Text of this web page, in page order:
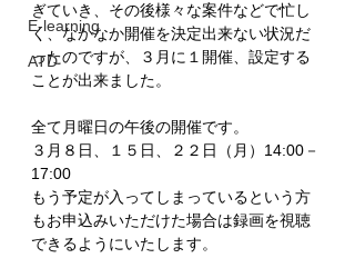
E-learning
ATD
ぎていき、その後様々な案件などで忙し
く、なかなか開催を決定出来ない状況だ
ったのですが、３月に１開催、設定する
ことが出来ました。
全て月曜日の午後の開催です。
３月８日、１５日、２２日（月）14:00－
17:00
もう予定が入ってしまっているという方
もお申込みいただけた場合は録画を視聴
できるようにいたします。